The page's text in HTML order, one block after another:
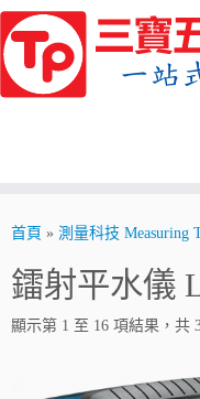
Skip
to
content
首頁 » 測量科技 Measuring
鐳射平水儀
顯示第 1 至 16 項結果，共